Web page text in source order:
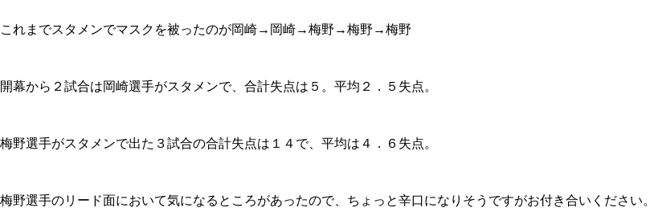
これまでスタメンでマスクを被ったのが岡崎→岡崎→梅野→梅野→梅野
開幕から２試合は岡崎選手がスタメンで、合計失点は５。平均２．５失点。
梅野選手がスタメンで出た３試合の合計失点は１４で、平均は４．６失点。
梅野選手のリード面において気になるところがあったので、ちょっと辛口になりそうですがお付き合いください。